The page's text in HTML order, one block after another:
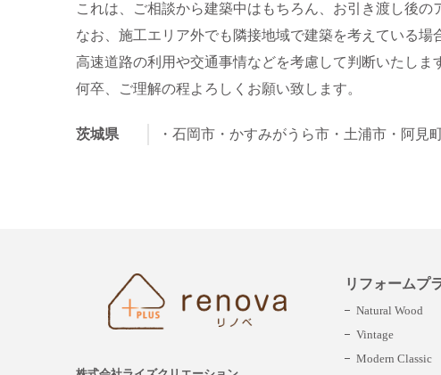
これは、ご相談から建築中はもちろん、お引き渡し後
なお、施工エリア外でも隣接地域で建築を考えている場
高速道路の利用や交通事情などを考慮して判断いたしま
何卒、ご理解の程よろしくお願い致します。
茨城県 ・石岡市 ・かすみがうら市 ・土浦市 ・阿見
リフォームプ
Natural Wood
Vintage
Modern Classic